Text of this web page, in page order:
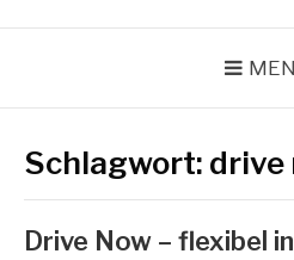
Schlagwort: drive
Drive Now – flexibel